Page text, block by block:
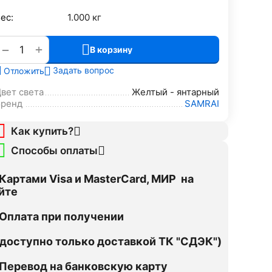
1.000 кг
+
− В корзину
Отложить Задать вопрос
света
Желтый - янтарный
SAMRAI
Как купить?
Способы оплаты
Visa и MasterCard, МИР на
при получении
только доставкой ТК "СДЭК")
на банковскую карту